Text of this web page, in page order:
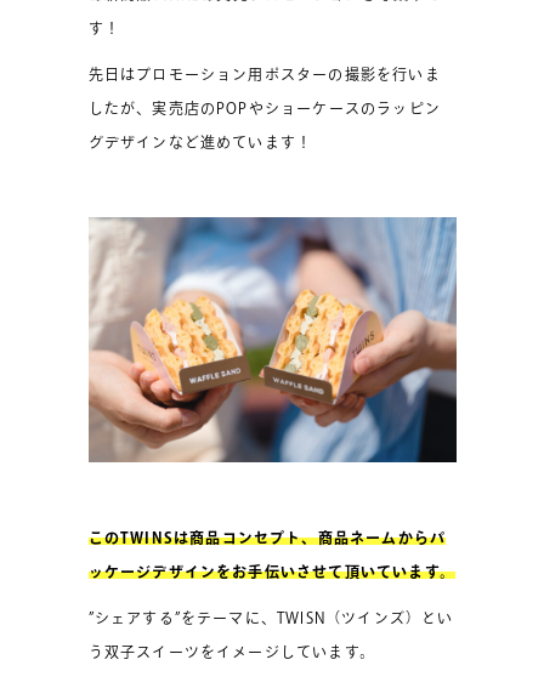
す！
先日はプロモーション用ポスターの撮影を行いま
したが、実売店のPOPやショーケースのラッピン
グデザインなど進めています！
このTWINSは商品コンセプト、商品ネームからパ
ッケージデザインをお手伝いさせて頂いています。
”シェアする”をテーマに、TWISN（ツインズ）とい
う双子スイーツをイメージしています。